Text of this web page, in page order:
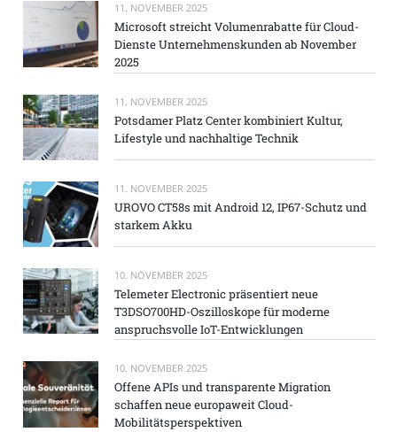
11. NOVEMBER 2025
Microsoft streicht Volumenrabatte für Cloud-
Dienste Unternehmenskunden ab November
2025
11. NOVEMBER 2025
Potsdamer Platz Center kombiniert Kultur,
Lifestyle und nachhaltige Technik
11. NOVEMBER 2025
UROVO CT58s mit Android 12, IP67-Schutz und
starkem Akku
10. NOVEMBER 2025
Telemeter Electronic präsentiert neue
T3DSO700HD-Oszilloskope für moderne
anspruchsvolle IoT-Entwicklungen
10. NOVEMBER 2025
Offene APIs und transparente Migration
schaffen neue europaweit Cloud-
Mobilitätsperspektiven